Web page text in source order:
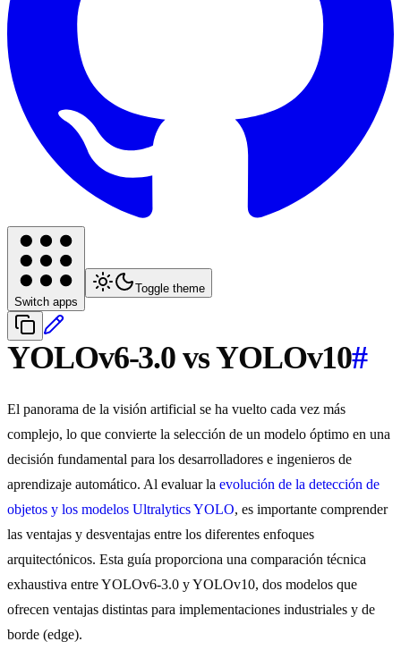
Switch apps
Toggle theme
YOLOv6-3.0 vs YOLOv10#
El panorama de la visión artificial se ha vuelto cada vez más
complejo, lo que convierte la selección de un modelo óptimo en una
decisión fundamental para los desarrolladores e ingenieros de
aprendizaje automático. Al evaluar la evolución de la detección de
objetos y los modelos Ultralytics YOLO, es importante comprender
las ventajas y desventajas entre los diferentes enfoques
arquitectónicos. Esta guía proporciona una comparación técnica
exhaustiva entre YOLOv6-3.0 y YOLOv10, dos modelos que
ofrecen ventajas distintas para implementaciones industriales y de
borde (edge).